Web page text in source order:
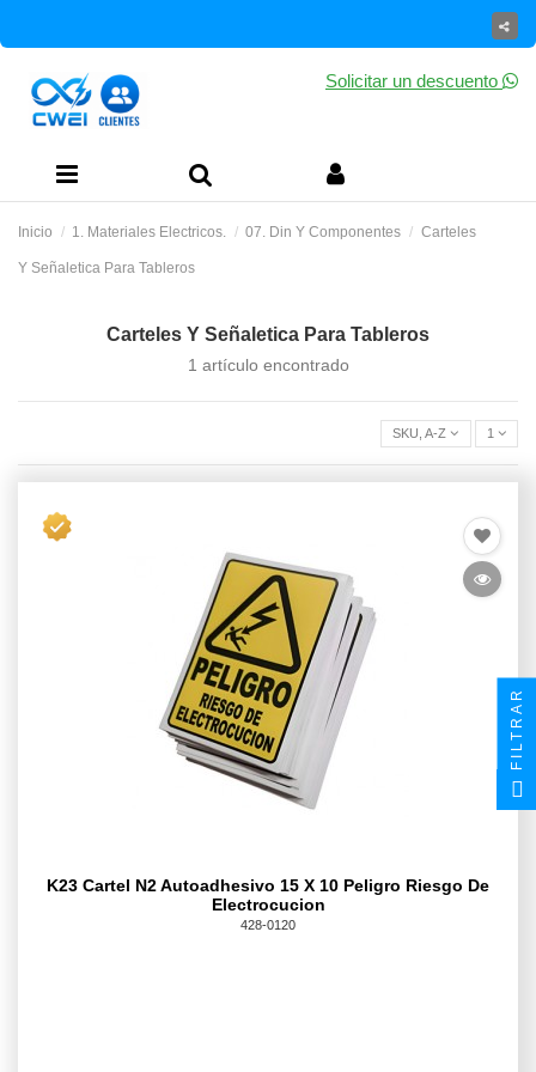
Solicitar un descuento
Inicio 1. Materiales Electricos. 07. Din Y Componentes Carteles
Y Señaletica Para Tableros
Carteles Y Señaletica Para Tableros
1 artículo encontrado
SKU,
K23 Cartel N2 Autoadhesivo 15 X 10 Peligro Riesgo De
Electrocucion
428-0120
FILTRAR